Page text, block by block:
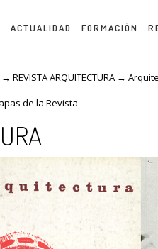
ACTUALIDAD FORMACIÓN
→ REVISTA ARQUITECTURA →
de la Revista